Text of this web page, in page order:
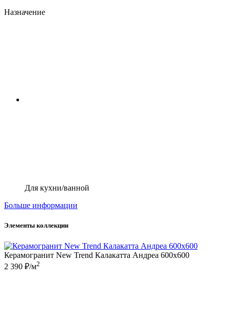
Назначение
Для кухни/ванной
Больше информации
Элементы коллекции
Керамогранит New Trend Калакатта Андреа 600x600
2 390 ₽/м2